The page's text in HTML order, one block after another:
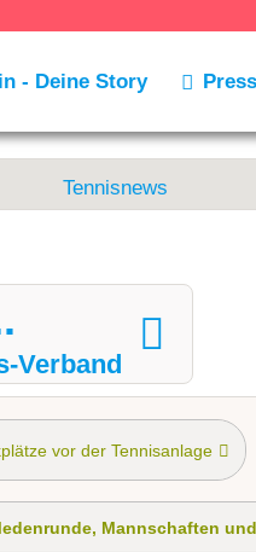
- Deine Story
Tennisnews
Verband
vor der Tennisanlage
wir. Mannschaften
Mannschaften